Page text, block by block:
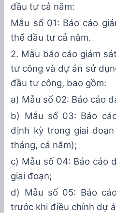
đầu tư cả năm:
Mẫu số 01: Báo cáo
thể đầu tư cả năm.
2. Mẫu báo cáo giám
tư công và dự án sử
đầu tư công, bao gồm:
a) Mẫu số 02: Báo cáo
b) Mẫu số 03: Báo
định kỳ trong giai
tháng, cả năm);
c) Mẫu số 04: Báo cáo
giai đoạn;
d) Mẫu số 05: Báo
trước khi điều chỉnh dự